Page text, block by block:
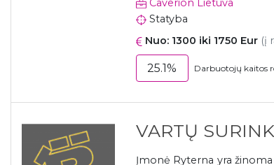
Caverion Lietuva
Statyba
Nuo: 1300 iki 1750 Eur (į
25.1% Darbuotojų kaitos
VARTŲ
Įmonė Ryterna yra